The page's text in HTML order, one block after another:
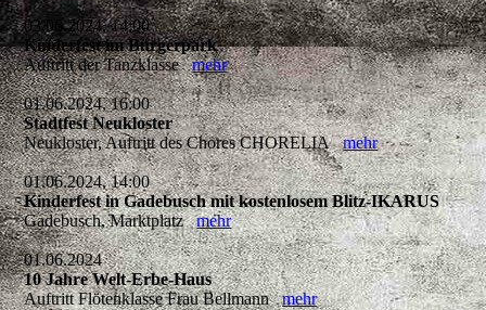
03.06.2024, 14:00
Kinderfest im Bürgerpark
Auftritt der Tanzklassemehr
01.06.2024, 16:00
Stadtfest Neukloster
Neukloster, Auftritt des Chores CHORELIAmehr
01.06.2024, 14:00
Kinderfest in Gadebusch mit kostenlosem Blitz-IKARUS
Gadebusch, Marktplatzmehr
01.06.2024
10 Jahre Welt-Erbe-Haus
Auftritt Flötenklasse Frau Bellmannmehr